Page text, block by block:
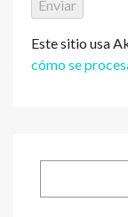
Este sitio usa
cómo se